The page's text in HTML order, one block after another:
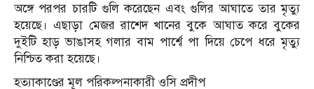
অঙ্গে পরপর চারটি গুলি করেছেন এবং গুলির আঘাতে তার মৃত্যু
হয়েছে। এছাড়া মেজর রাশেদ খানের বুকে আঘাত করে বুকের
দুইটি হাড় ভাঙাসহ গলার বাম পার্শ্বে পা দিয়ে চেপে ধরে মৃত্যু
নিশ্চিত করা হয়েছে।
হত্যাকাণ্ডের মূল পরিকল্পনাকারী ওসি প্রদীপ